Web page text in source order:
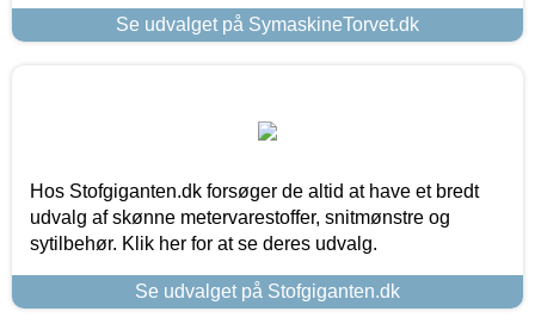
Se udvalget på SymaskineTorvet.dk
Hos Stofgiganten.dk forsøger de altid at have et bredt
udvalg af skønne metervarestoffer, snitmønstre og
sytilbehør. Klik her for at se deres udvalg.
Se udvalget på Stofgiganten.dk